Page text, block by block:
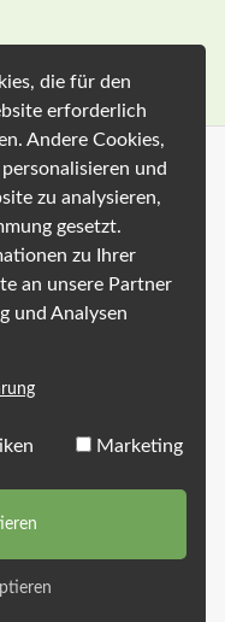
die für den
erforderlich
Andere Cookies,
und
zu analysieren,
gesetzt.
zu Ihrer
an unsere Partner
und Analysen
Marketing
Startseite
Datenschutz
www.systemmarketing.de